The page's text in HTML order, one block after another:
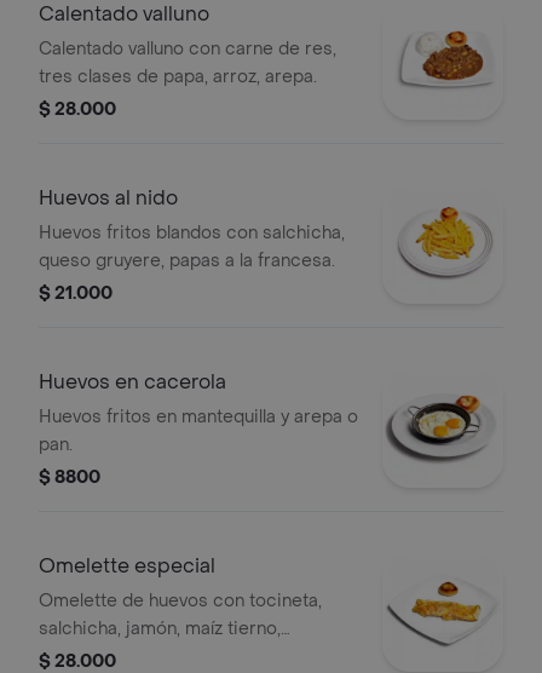
Calentado valluno
Calentado valluno con carne de res,
tres clases de papa, arroz, arepa.
$ 28.000
Huevos al nido
Huevos fritos blandos con salchicha,
queso gruyere, papas a la francesa.
$ 21.000
Huevos en cacerola
Huevos fritos en mantequilla y arepa o
pan.
$ 8800
Omelette especial
Omelette de huevos con tocineta,
salchicha, jamón, maíz tierno,
champiñones, queso mozzarella y
$ 28.000